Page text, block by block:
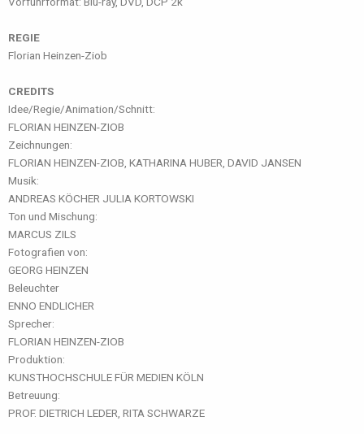
REGIE
Florian Heinzen-Ziob
CREDITS
Idee/Regie/Animation/Schnitt:
FLORIAN HEINZEN-ZIOB
Zeichnungen:
FLORIAN HEINZEN-ZIOB, KATHARINA HUBER, DAVID JANSEN
Musik:
ANDREAS KÖCHER JULIA KORTOWSKI
Ton und Mischung:
MARCUS ZILS
Fotografien von:
GEORG HEINZEN
Beleuchter
ENNO ENDLICHER
Sprecher:
FLORIAN HEINZEN-ZIOB
Produktion:
KUNSTHOCHSCHULE FÜR MEDIEN KÖLN
Betreuung:
PROF. DIETRICH LEDER, RITA SCHWARZE